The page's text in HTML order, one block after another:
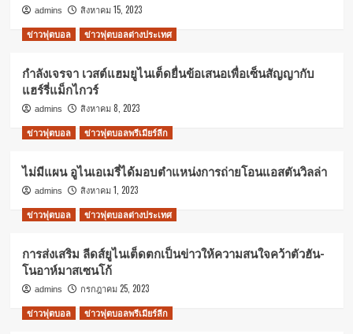
admins
สิงหาคม 15, 2023
ข่าวฟุตบอล
ข่าวฟุตบอลต่างประเทศ
กำลังเจรจา เวสต์แฮมยูไนเต็ดยื่นข้อเสนอเพื่อเซ็นสัญญากับ
แฮร์รี่แม็กไกวร์
admins
สิงหาคม 8, 2023
ข่าวฟุตบอล
ข่าวฟุตบอลพรีเมียร์ลีก
ไม่มีแผน อูไนเอเมรี่ได้มอบตำแหน่งการถ่ายโอนแอสตันวิลล่า
admins
สิงหาคม 1, 2023
ข่าวฟุตบอล
ข่าวฟุตบอลต่างประเทศ
การส่งเสริม ลีดส์ยูไนเต็ดตกเป็นข่าวให้ความสนใจคว้าตัวฮัน-
โนอาห์มาสเซนโก้
admins
กรกฎาคม 25, 2023
ข่าวฟุตบอล
ข่าวฟุตบอลพรีเมียร์ลีก